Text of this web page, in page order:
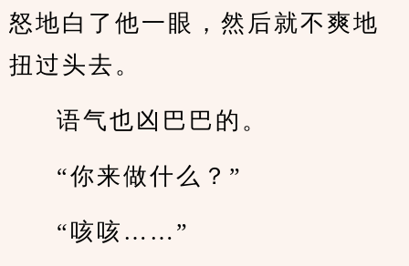
怒地白了他一眼，然后就不爽地
扭过头去。
语气也凶巴巴的。
“你来做什么？”
“咳咳……”